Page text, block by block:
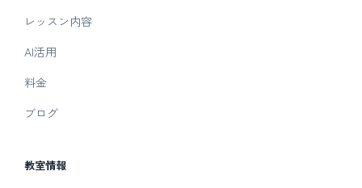
レッスン内容
AI活用
料金
ブログ
教室情報